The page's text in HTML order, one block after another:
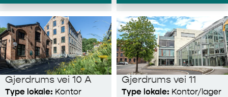
Gjerdrums vei 10 A
Type lokale: Kontor
Gjerdrums vei 11
Type lokale: Kontor/lager